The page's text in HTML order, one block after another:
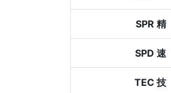
SPR 精
SPD 速
TEC 技